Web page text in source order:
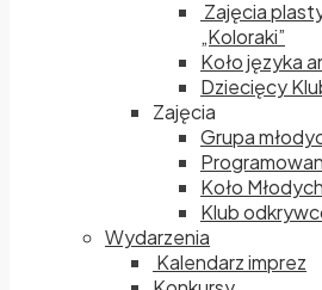
Zajęcia
„Koloraki”
Koło języka
Dziecięcy
Zajęcia
Grupa
Koło
Klub
Wydarzenia
Kalendarz imprez